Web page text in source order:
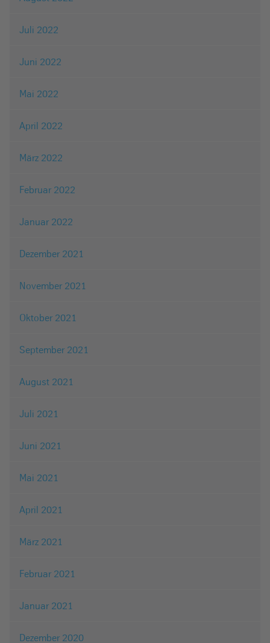
Juli 2022
Juni 2022
Mai 2022
April 2022
März 2022
Februar 2022
Januar 2022
Dezember 2021
November 2021
Oktober 2021
September 2021
August 2021
Juli 2021
Juni 2021
Mai 2021
April 2021
März 2021
Februar 2021
Januar 2021
Dezember 2020